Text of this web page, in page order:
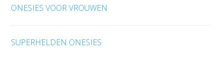
ONESIES VOOR VROUWEN
SUPERHELDEN ONESIES